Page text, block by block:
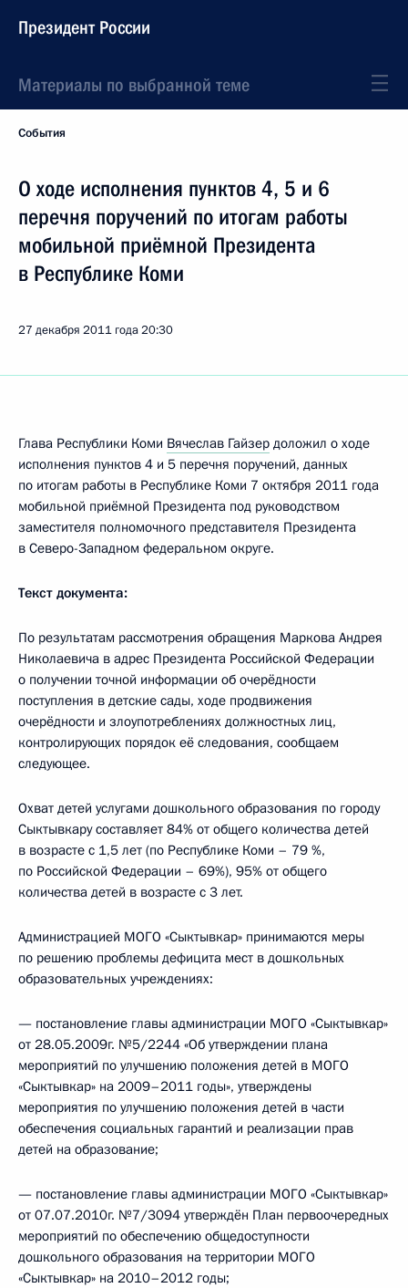
Президент России
Материалы по выбранной теме
События
О ходе исполнения пунктов 4, 5 и 6
перечня поручений по итогам работы
мобильной приёмной Президента
в Республике Коми
27 декабря 2011 года20:30
Глава Республики Коми Вячеслав Гайзер доложил о ходе
исполнения пунктов 4 и 5 перечня поручений, данных
по итогам работы в Республике Коми 7 октября 2011 года
мобильной приёмной Президента под руководством
заместителя полномочного представителя Президента
в Северо-Западном федеральном округе.
Текст документа:
По результатам рассмотрения обращения Маркова Андрея
Николаевича в адрес Президента Российской Федерации
о получении точной информации об очерёдности
поступления в детские сады, ходе продвижения
очерёдности и злоупотреблениях должностных лиц,
контролирующих порядок её следования, сообщаем
следующее.
Охват детей услугами дошкольного образования по городу
Сыктывкару составляет 84% от общего количества детей
в возрасте с 1,5 лет (по Республике Коми – 79 %,
по Российской Федерации – 69%), 95% от общего
количества детей в возрасте с 3 лет.
Администрацией МОГО «Сыктывкар» принимаются меры
по решению проблемы дефицита мест в дошкольных
образовательных учреждениях:
— постановление главы администрации МОГО «Сыктывкар»
от 28.05.2009г. №5/2244 «Об утверждении плана
мероприятий по улучшению положения детей в МОГО
«Сыктывкар» на 2009–2011 годы», утверждены
мероприятия по улучшению положения детей в части
обеспечения социальных гарантий и реализации прав
детей на образование;
— постановление главы администрации МОГО «Сыктывкар»
от 07.07.2010г. №7/3094 утверждён План первоочередных
мероприятий по обеспечению общедоступности
дошкольного образования на территории МОГО
«Сыктывкар» на 2010–2012 годы;